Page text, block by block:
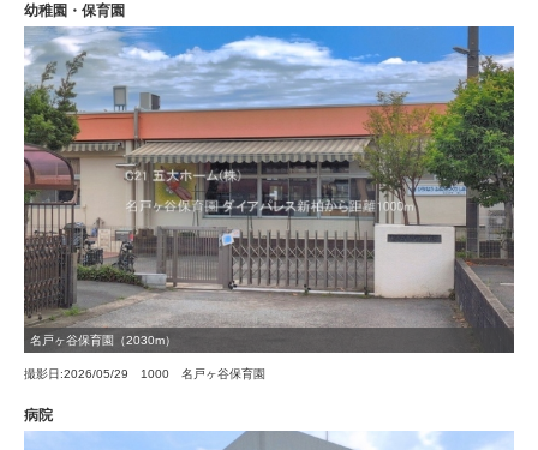
幼稚園・保育園
名戸ヶ谷保育園（2030m）
撮影日:2026/05/29 1000 名戸ヶ谷保育園
病院